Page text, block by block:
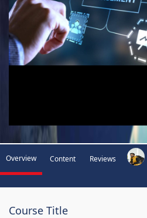
Overview Content Reviews
Course Title